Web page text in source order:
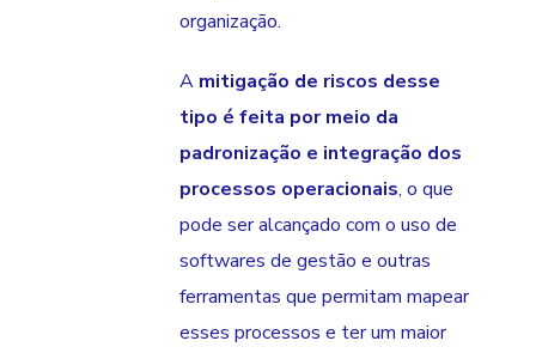
organização.
A mitigação de riscos desse
tipo é feita por meio da
padronização e integração dos
processos operacionais, o que
pode ser alcançado com o uso de
softwares de gestão e outras
ferramentas que permitam mapear
esses processos e ter um maior